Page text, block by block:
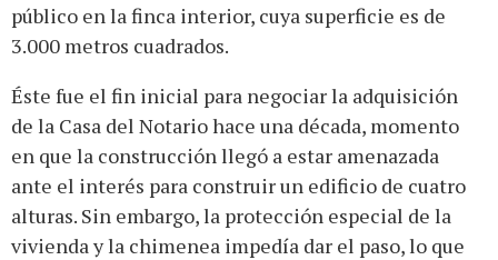
público en la finca interior, cuya superficie es de
3.000 metros cuadrados.
Éste fue el fin inicial para negociar la adquisición
de la Casa del Notario hace una década, momento
en que la construcción llegó a estar amenazada
ante el interés para construir un edificio de cuatro
alturas. Sin embargo, la protección especial de la
vivienda y la chimenea impedía dar el paso, lo que